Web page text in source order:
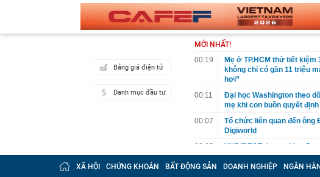
Bảng giá điện tử
Danh mục đầu tư
MỚI NHẤT!
00:19
Mẹ ở TP.HCM thử tiết
không chỉ có gần 11 triệu
hơi”
00:11
Đại học Washington theo
mẹ khi con buồn quyết
00:07
Tổ chức liên quan đến ông
Digiworld
00:05
VNDIRECT đưa ra khuyến
khoán
Doanh nghiệp Việt Nam
XÃ HỘI CHỨNG KHOÁN BẤT ĐỘNG SẢN DOANH NGHIỆP NGÂN